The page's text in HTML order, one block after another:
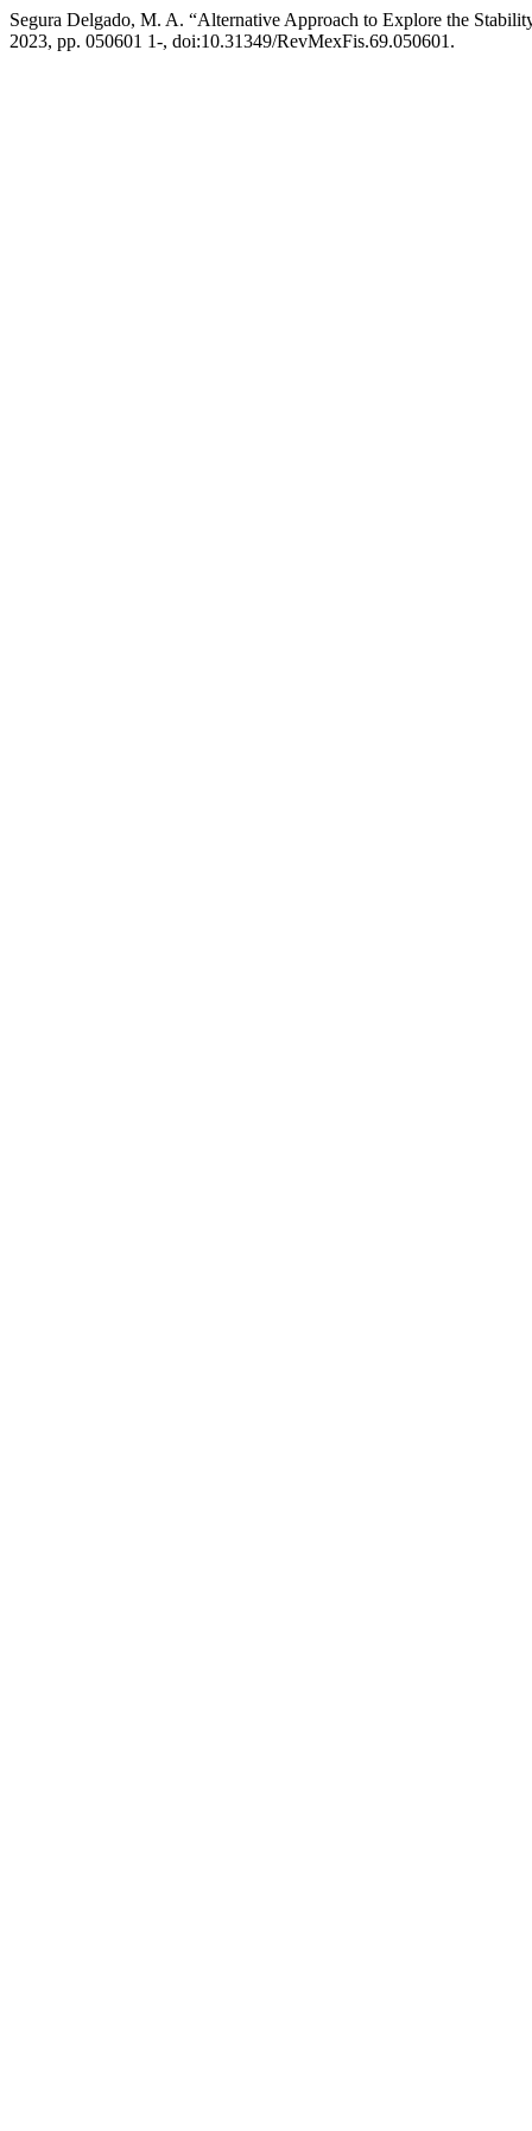
Segura Delgado, M. A. “Alternative Approach to Explore the
2023, pp. 050601 1-, doi:10.31349/RevMexFis.69.050601.